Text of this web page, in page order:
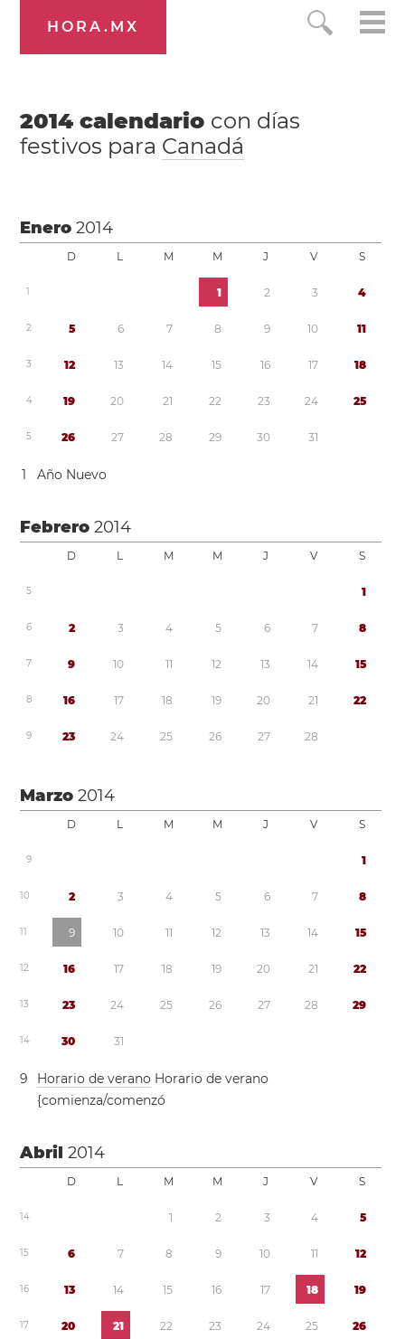
HORA.MX
2014 calendario con días
festivos para Canadá
Enero2014
D L M M J V S
1 1 2 3 4
2 5 6 7 8 9 10 11
3 12 13 14 15 16 17 18
4 19 20 21 22 23 24 25
5 26 27 28 29 30 31
1 Año Nuevo
Febrero2014
D L M M J V S
5 1
6 2 3 4 5 6 7 8
7 9 10 11 12 13 14 15
8 16 17 18 19 20 21 22
9 23 24 25 26 27 28
Marzo2014
D L M M J V S
9 1
10 2 3 4 5 6 7 8
11 9 10 11 12 13 14 15
12 16 17 18 19 20 21 22
13 23 24 25 26 27 28 29
14 30 31
9 Horario de verano Horario de verano
{comienza/comenzó
Abril2014
D L M M J V S
14 1 2 3 4 5
15 6 7 8 9 10 11 12
16 13 14 15 16 17 18 19
17 20 21 22 23 24 25 26